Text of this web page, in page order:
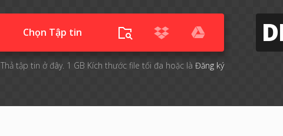
Chọn Tập tin
Thả tập tin ở đây. 1 GB Kích thước file tối đa hoặc là Đăng ký